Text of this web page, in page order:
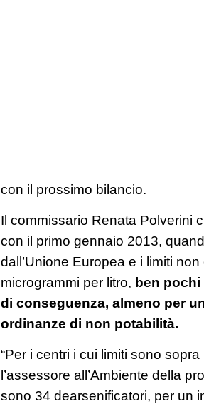
con il prossimo bilancio.
Il commissario Renata Polverini
con il primo gennaio 2013,
dall’Unione Europea e i limiti
microgrammi per litro, ben pochi
di conseguenza, almeno per
ordinanze di non potabilità.
“Per i centri i cui limiti sono
l’assessore all’Ambiente della
sono 34 dearsenificatori, per un